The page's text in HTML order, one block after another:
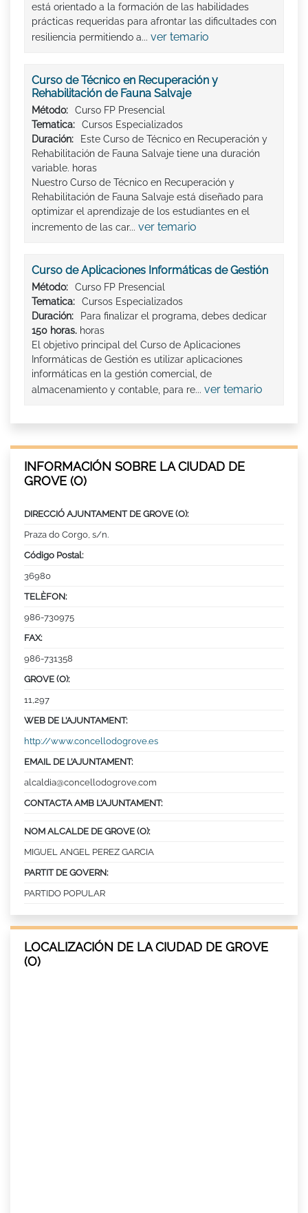
está orientado a la formación de las habilidades
prácticas requeridas para afrontar las dificultades con
resiliencia permitiendo a... ver temario
Curso de Técnico en Recuperación y
Rehabilitación de Fauna Salvaje
Método:
Curso FP Presencial
Tematica:
Cursos Especializados
Duración:
Este Curso de Técnico en Recuperación y
Rehabilitación de Fauna Salvaje tiene una duración
variable. horas
Nuestro Curso de Técnico en Recuperación y
Rehabilitación de Fauna Salvaje está diseñado para
optimizar el aprendizaje de los estudiantes en el
incremento de las car... ver temario
Curso de Aplicaciones Informáticas de Gestión
Método:
Curso FP Presencial
Tematica:
Cursos Especializados
Duración:
Para finalizar el programa, debes dedicar
150 horas. horas
El objetivo principal del Curso de Aplicaciones
Informáticas de Gestión es utilizar aplicaciones
informáticas en la gestión comercial, de
almacenamiento y contable, para re... ver temario
INFORMACIÓN SOBRE LA CIUDAD DE
GROVE (O)
DIRECCIÓ AJUNTAMENT DE GROVE (O):
Praza do Corgo, s/n.
Código Postal:
36980
TELÈFON:
986-730975
FAX:
986-731358
GROVE (O):
11,297
WEB DE L’AJUNTAMENT:
http://www.concellodogrove.es
EMAIL DE L’AJUNTAMENT:
alcaldia@concellodogrove.com
CONTACTA AMB L’AJUNTAMENT:
NOM ALCALDE DE GROVE (O):
MIGUEL ANGEL PEREZ GARCIA
PARTIT DE GOVERN:
PARTIDO POPULAR
LOCALIZACIÓN DE LA CIUDAD DE GROVE
(O)